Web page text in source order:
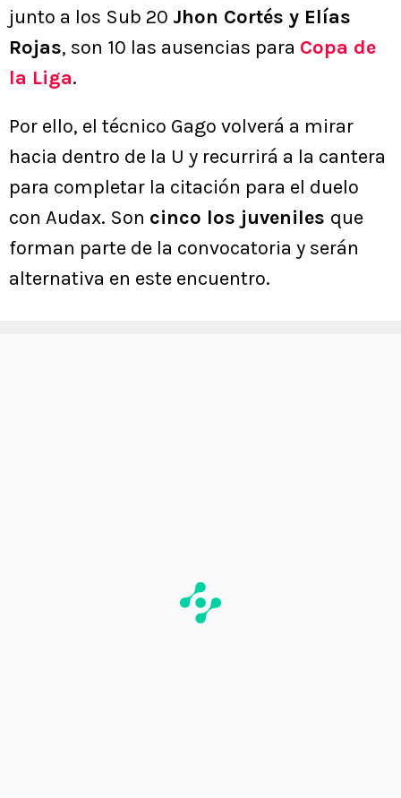
junto a los Sub 20 Jhon Cortés y Elías
Rojas, son 10 las ausencias para Copa de
la Liga.
Por ello, el técnico Gago volverá a mirar
hacia dentro de la U y recurrirá a la cantera
para completar la citación para el duelo
con Audax. Son cinco los juveniles que
forman parte de la convocatoria y serán
alternativa en este encuentro.